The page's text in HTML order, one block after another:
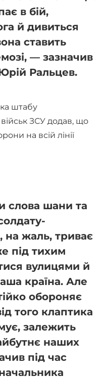
в бій,
й дивиться
ставить
— зазначив
Ральцев.
штабу
ЗСУ додав, що
на всій лінії
слова шани та
на жаль, триває
під тихим
вулицями й
країна. Але
обороняє
того клаптика
залежить
наших
під час